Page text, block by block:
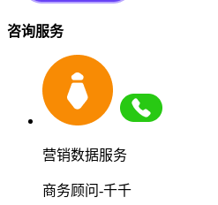
咨询服务
营销数据服务
商务顾问-千千